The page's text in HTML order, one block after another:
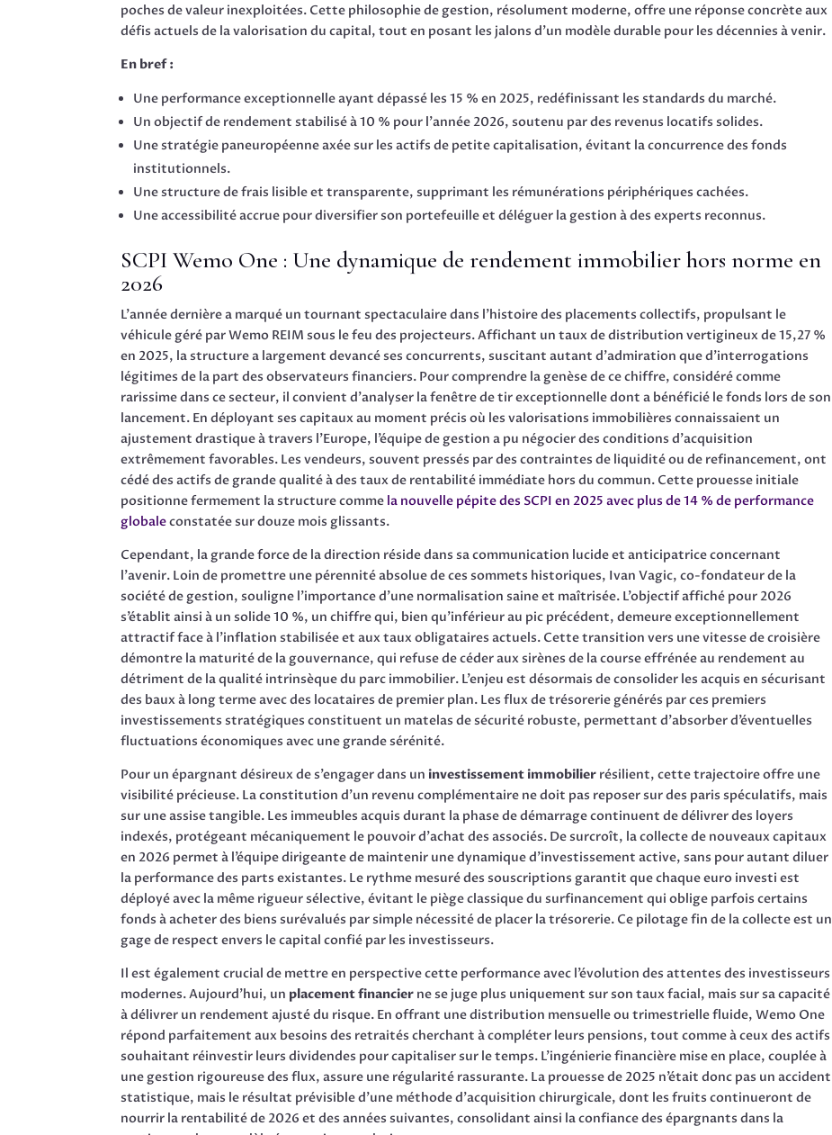
poches de valeur inexploitées. Cette philosophie de gestion, résolument moderne, offre une réponse concrète aux
défis actuels de la valorisation du capital, tout en posant les jalons d’un modèle durable pour les décennies à venir.
En bref :
Une performance exceptionnelle ayant dépassé les 15 % en 2025, redéfinissant les standards du marché.
Un objectif de rendement stabilisé à 10 % pour l’année 2026, soutenu par des revenus locatifs solides.
Une stratégie paneuropéenne axée sur les actifs de petite capitalisation, évitant la concurrence des fonds
institutionnels.
Une structure de frais lisible et transparente, supprimant les rémunérations périphériques cachées.
Une accessibilité accrue pour diversifier son portefeuille et déléguer la gestion à des experts reconnus.
SCPI Wemo One : Une dynamique de rendement immobilier hors norme en
2026
L’année dernière a marqué un tournant spectaculaire dans l’histoire des placements collectifs, propulsant le
véhicule géré par Wemo REIM sous le feu des projecteurs. Affichant un taux de distribution vertigineux de 15,27 %
en 2025, la structure a largement devancé ses concurrents, suscitant autant d’admiration que d’interrogations
légitimes de la part des observateurs financiers. Pour comprendre la genèse de ce chiffre, considéré comme
rarissime dans ce secteur, il convient d’analyser la fenêtre de tir exceptionnelle dont a bénéficié le fonds lors de son
lancement. En déployant ses capitaux au moment précis où les valorisations immobilières connaissaient un
ajustement drastique à travers l’Europe, l’équipe de gestion a pu négocier des conditions d’acquisition
extrêmement favorables. Les vendeurs, souvent pressés par des contraintes de liquidité ou de refinancement, ont
cédé des actifs de grande qualité à des taux de rentabilité immédiate hors du commun. Cette prouesse initiale
positionne fermement la structure comme la nouvelle pépite des SCPI en 2025 avec plus de 14 % de performance
globaleconstatée sur douze mois glissants.
Cependant, la grande force de la direction réside dans sa communication lucide et anticipatrice concernant
l’avenir. Loin de promettre une pérennité absolue de ces sommets historiques, Ivan Vagic, co-fondateur de la
société de gestion, souligne l’importance d’une normalisation saine et maîtrisée. L’objectif affiché pour 2026
s’établit ainsi à un solide 10 %, un chiffre qui, bien qu’inférieur au pic précédent, demeure exceptionnellement
attractif face à l’inflation stabilisée et aux taux obligataires actuels. Cette transition vers une vitesse de croisière
démontre la maturité de la gouvernance, qui refuse de céder aux sirènes de la course effrénée au rendement au
détriment de la qualité intrinsèque du parc immobilier. L’enjeu est désormais de consolider les acquis en sécurisant
des baux à long terme avec des locataires de premier plan. Les flux de trésorerie générés par ces premiers
investissements stratégiques constituent un matelas de sécurité robuste, permettant d’absorber d’éventuelles
fluctuations économiques avec une grande sérénité.
Pour un épargnant désireux de s’engager dans un investissement immobilier résilient, cette trajectoire offre une
visibilité précieuse. La constitution d’un revenu complémentaire ne doit pas reposer sur des paris spéculatifs, mais
sur une assise tangible. Les immeubles acquis durant la phase de démarrage continuent de délivrer des loyers
indexés, protégeant mécaniquement le pouvoir d’achat des associés. De surcroît, la collecte de nouveaux capitaux
en 2026 permet à l’équipe dirigeante de maintenir une dynamique d’investissement active, sans pour autant diluer
la performance des parts existantes. Le rythme mesuré des souscriptions garantit que chaque euro investi est
déployé avec la même rigueur sélective, évitant le piège classique du surfinancement qui oblige parfois certains
fonds à acheter des biens surévalués par simple nécessité de placer la trésorerie. Ce pilotage fin de la collecte est un
gage de respect envers le capital confié par les investisseurs.
Il est également crucial de mettre en perspective cette performance avec l’évolution des attentes des investisseurs
modernes. Aujourd’hui, un placement financier ne se juge plus uniquement sur son taux facial, mais sur sa capacité
à délivrer un rendement ajusté du risque. En offrant une distribution mensuelle ou trimestrielle fluide, Wemo One
répond parfaitement aux besoins des retraités cherchant à compléter leurs pensions, tout comme à ceux des actifs
souhaitant réinvestir leurs dividendes pour capitaliser sur le temps. L’ingénierie financière mise en place, couplée à
une gestion rigoureuse des flux, assure une régularité rassurante. La prouesse de 2025 n’était donc pas un accident
statistique, mais le résultat prévisible d’une méthode d’acquisition chirurgicale, dont les fruits continueront de
nourrir la rentabilité de 2026 et des années suivantes, consolidant ainsi la confiance des épargnants dans la